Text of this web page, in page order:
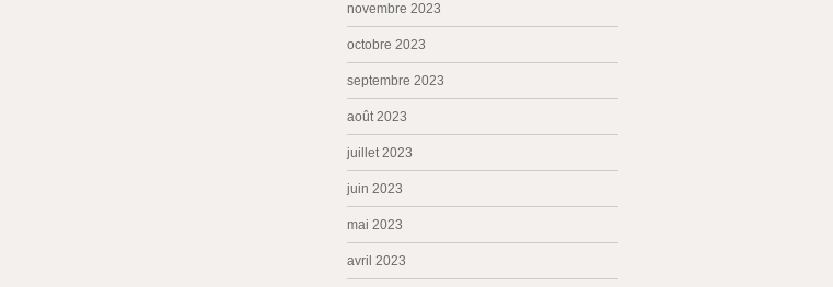
novembre 2023
octobre 2023
septembre 2023
août 2023
juillet 2023
juin 2023
mai 2023
avril 2023